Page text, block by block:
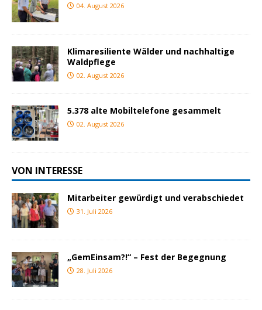
04. August 2026
Klimaresiliente Wälder und nachhaltige
Waldpflege
02. August 2026
5.378 alte Mobiltelefone gesammelt
02. August 2026
VON INTERESSE
Mitarbeiter gewürdigt und verabschiedet
31. Juli 2026
„GemEinsam?!“ – Fest der Begegnung
28. Juli 2026